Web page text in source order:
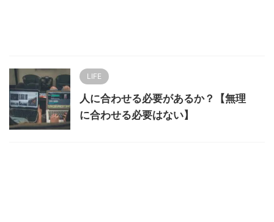
LIFE
人に合わせる必要があるか？【無理
に合わせる必要はない】